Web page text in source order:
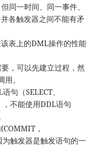
同一时间、同一事件、
各触发器之间不能有矛
表上的DML操作的性能
，可以先建立过程，然
。
句（SELECT、
，不能使用DDL语句
，
触发器是触发语句的一